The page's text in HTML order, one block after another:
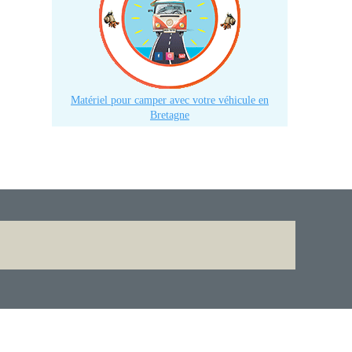
Matériel pour camper avec votre véhicule en
Bretagne